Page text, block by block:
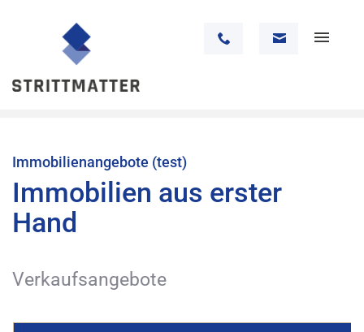
Immobilienangebote (test)
Immobilien aus erster
Hand
Verkaufsangebote